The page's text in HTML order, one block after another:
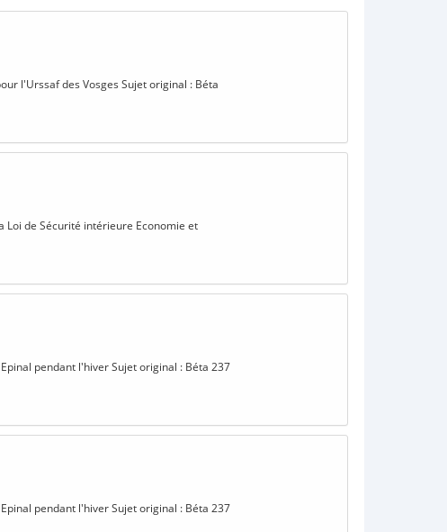
l'Urssaf des Vosges Sujet original : Béta
Loi de Sécurité intérieure Economie et
pendant l'hiver Sujet original : Béta 237
pendant l'hiver Sujet original : Béta 237